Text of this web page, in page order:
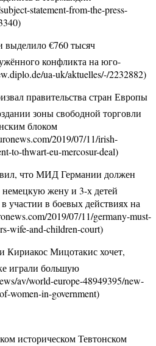
statement-from-the-press-
выделило €760 тысяч
конфликта на юго-
ua-uk/aktuelles/-/2232882)
правительства стран Европы
зоны свободной торговли
блоком
2019/07/11/irish-
to-thwart-eu-mercosur-deal)
что МИД Германии должен
жену и 3-х детей
участии в боевых действиях на
2019/07/11/germany-must-
wife-and-children-court)
Кириакос Мицотакис хочет,
играли большую
av/world-europe-48949395/new-
women-in-government)
историческом Тевтонском